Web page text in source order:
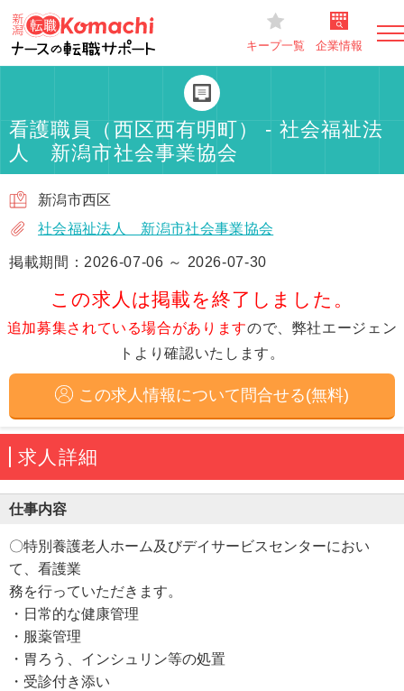
キープ一覧 企業情報
看護職員（西区西有明町） - 社会福祉法
人 新潟市社会事業協会
新潟市西区
社会福祉法人 新潟市社会事業協会
掲載期間：2026-07-06 ～ 2026-07-30
この求人は掲載を終了しました。
追加募集されている場合がありますので、弊社エージェン
トより確認いたします。
この求人情報について問合せる(無料)
求人詳細
仕事内容
〇特別養護老人ホーム及びデイサービスセンターにおい
て、看護業
務を行っていただきます。
・日常的な健康管理
・服薬管理
・胃ろう、インシュリン等の処置
・受診付き添い